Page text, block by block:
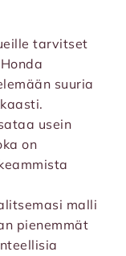
tarvitset
suuria
usein
on
malli
pienemmät